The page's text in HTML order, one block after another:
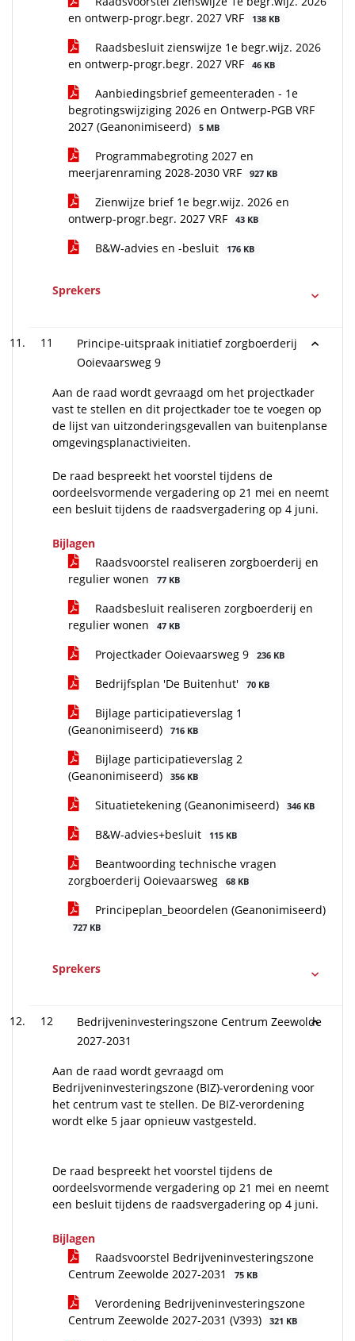
en ontwerp-progr.begr. 2027 VRF
138 KB
Raadsbesluit zienswijze 1e begr.wijz. 2026
en ontwerp-progr.begr. 2027 VRF
46 KB
Aanbiedingsbrief gemeenteraden - 1e
begrotingswijziging 2026 en Ontwerp-PGB VRF
2027 (Geanonimiseerd)
5 MB
Programmabegroting 2027 en
meerjarenraming 2028-2030 VRF
927 KB
Zienwijze brief 1e begr.wijz. 2026 en
ontwerp-progr.begr. 2027 VRF
43 KB
B&W-advies en -besluit 176 KB
Sprekers
11
Principe-uitspraak initiatief zorgboerderij
Ooievaarsweg 9
Aan de raad wordt gevraagd om het projectkader
vast te stellen en dit projectkader toe te voegen op
de lijst van uitzonderingsgevallen van buitenplanse
omgevingsplanactivieiten.
De raad bespreekt het voorstel tijdens de
oordeelsvormende vergadering op 21 mei en neemt
een besluit tijdens de raadsvergadering op 4 juni.
Bijlagen
Raadsvoorstel realiseren zorgboerderij en
regulier wonen
77 KB
Raadsbesluit realiseren zorgboerderij en
regulier wonen
47 KB
Projectkader Ooievaarsweg 9 236 KB
Bedrijfsplan 'De Buitenhut' 70 KB
Bijlage participatieverslag 1
(Geanonimiseerd)
716 KB
Bijlage participatieverslag 2
(Geanonimiseerd)
356 KB
Situatietekening (Geanonimiseerd) 346 KB
B&W-advies+besluit 115 KB
Beantwoording technische vragen
zorgboerderij Ooievaarsweg
68 KB
Principeplan_beoordelen (Geanonimiseerd)
727 KB
Sprekers
12
Bedrijveninvesteringszone Centrum Zeewolde
2027-2031
Aan de raad wordt gevraagd om
Bedrijveninvesteringszone (BIZ)-verordening voor
het centrum vast te stellen. De BIZ-verordening
wordt elke 5 jaar opnieuw vastgesteld.
De raad bespreekt het voorstel tijdens de
oordeelsvormende vergadering op 21 mei en neemt
een besluit tijdens de raadsvergadering op 4 juni.
Bijlagen
Raadsvoorstel Bedrijveninvesteringszone
Centrum Zeewolde 2027-2031
75 KB
Verordening Bedrijveninvesteringszone
Centrum Zeewolde 2027-2031 (V393)
321 KB